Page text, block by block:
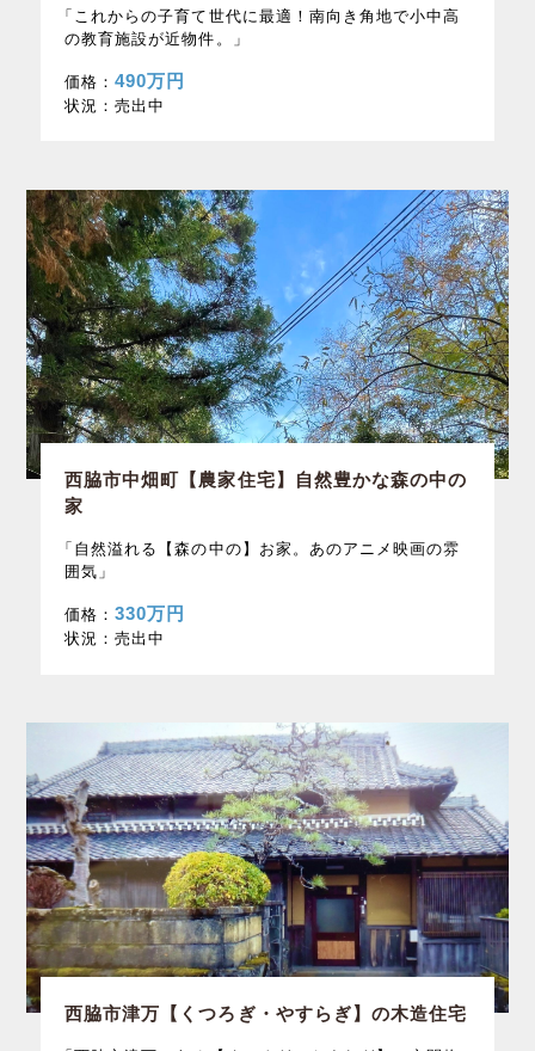
「これからの子育て世代に最適！南向き角地で小中高
の教育施設が近物件。」
価格：490万円
状況：売出中
西脇市中畑町【農家住宅】自然豊かな森の中の
家
「自然溢れる【森の中の】お家。あのアニメ映画の雰
囲気」
価格：330万円
状況：売出中
西脇市津万【くつろぎ・やすらぎ】の木造住宅